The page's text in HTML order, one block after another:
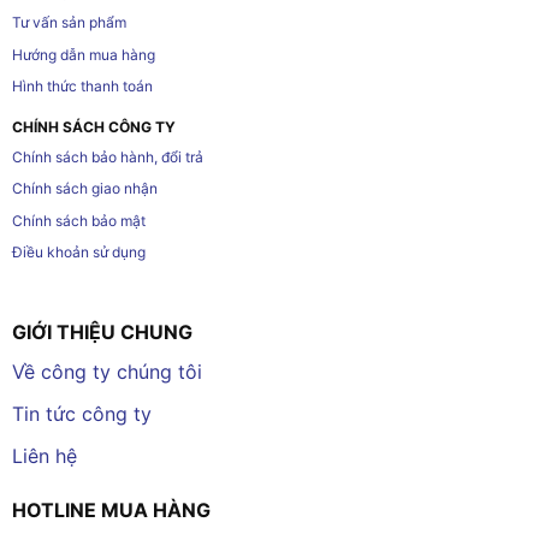
Tư vấn sản phẩm
Hướng dẫn mua hàng
Hình thức thanh toán
CHÍNH SÁCH CÔNG TY
Chính sách bảo hành, đổi trả
Chính sách giao nhận
Chính sách bảo mật
Điều khoản sử dụng
GIỚI THIỆU CHUNG
Về công ty chúng tôi
Tin tức công ty
Liên hệ
HOTLINE MUA HÀNG